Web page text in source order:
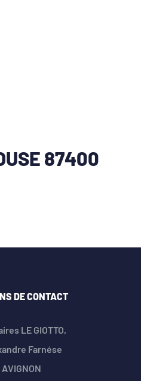
87400
DE CONTACT
LE GIOTTO,
Farnése